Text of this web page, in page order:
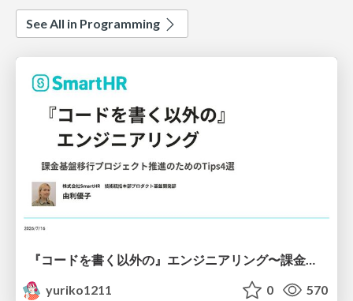
See All in Programming
『コードを書く以外の』エンジニアリング〜課金基盤移行プロジェクト推進のためのTips4選
yuriko1211
0 570